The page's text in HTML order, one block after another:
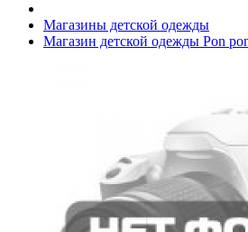
Магазины детской одежды
Магазин детской одежды Pon